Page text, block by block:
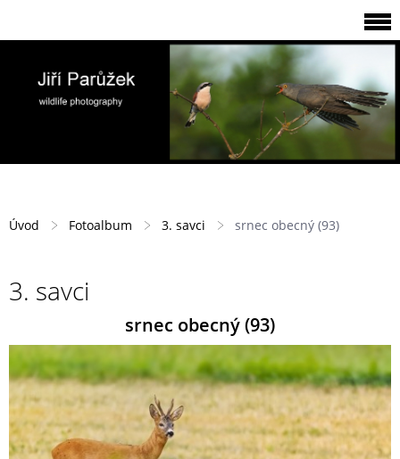
Úvod Fotoalbum 3. savci srnec obecný (93)
3. savci
srnec obecný (93)